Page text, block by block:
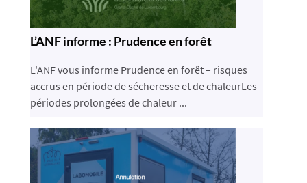
L’ANF informe : Prudence en forêt
L'ANF vous informe Prudence en forêt – risques
accrus en période de sécheresse et de chaleurLes
périodes prolongées de chaleur ...